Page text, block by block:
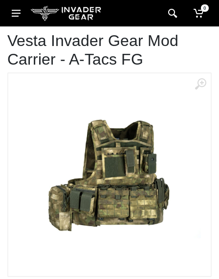
0
Vesta Invader Gear Mod
Carrier - A-Tacs FG